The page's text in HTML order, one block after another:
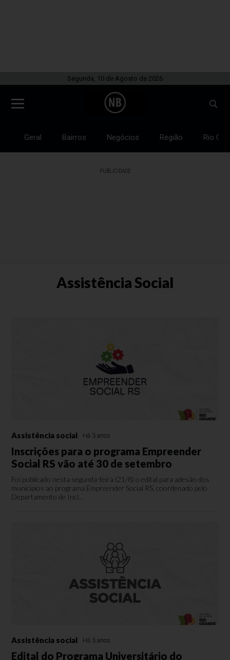
Segunda, 10 de Agosto de 2026
Geral Bairros Negócios Região Rio
PUBLICIDADE
Assistência Social
Assistência social Há 3 anos
Inscrições para o programa Empreender
Social RS vão até 30 de setembro
Foi publicado nesta segunda-feira (21/8) o edital para adesão dos
municípios ao programa Empreender Social RS, coordenado pelo
Departamento de Incl...
Assistência social Há 3 anos
Edital do Programa Universitário do